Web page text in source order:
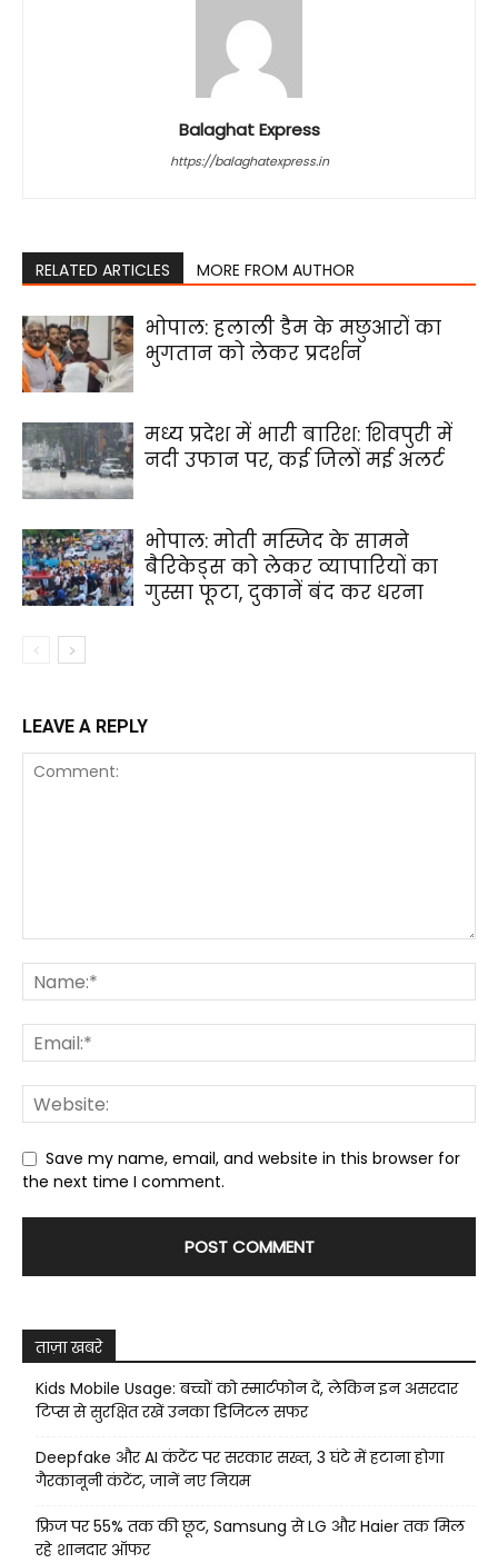
Balaghat Express
https://balaghatexpress.in
RELATED ARTICLES MORE FROM AUTHOR
भोपाल: हलाली डैम के मछुआरों का
भुगतान को लेकर प्रदर्शन
मध्य प्रदेश में भारी बारिश: शिवपुरी में
नदी उफान पर, कई जिलों मई अलर्ट
भोपाल: मोती मस्जिद के सामने
बैरिकेड्स को लेकर व्यापारियों का
गुस्सा फूटा, दुकानें बंद कर धरना
LEAVE A REPLY
Save my name, email, and website in this browser for
the next time I comment.
ताज़ा खबरे
Kids Mobile Usage: बच्चों को स्मार्टफोन दें, लेकिन इन असरदार
टिप्स से सुरक्षित रखें उनका डिजिटल सफर
Deepfake और AI कंटेंट पर सरकार सख्त, 3 घंटे में हटाना होगा
गैरकानूनी कंटेंट, जानें नए नियम
फ्रिज पर 55% तक की छूट, Samsung से LG और Haier तक मिल
रहे शानदार ऑफर